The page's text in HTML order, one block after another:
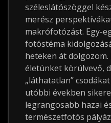
széleslátószöggel
merész
makrófotózást. Egy-
fotóstéma
heteken át dolgozom.
életünket körülvevő,
„láthatatlan”
utóbbi években
legrangosabb hazai
természetfotós